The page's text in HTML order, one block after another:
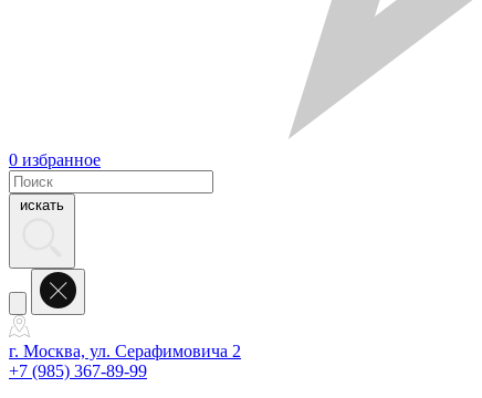
0 избранное
г. Москва, ул. Серафимовича 2
+7 (985) 367-89-99